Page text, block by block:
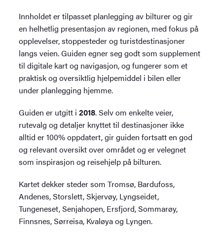
Innholdet er tilpasset planlegging av bilturer og gir
en helhetlig presentasjon av regionen, med fokus på
opplevelser, stoppesteder og turistdestinasjoner
langs veien. Guiden egner seg godt som supplement
til digitale kart og navigasjon, og fungerer som et
praktisk og oversiktlig hjelpemiddel i bilen eller
under planlegging hjemme.
Guiden er utgitt i2018. Selv om enkelte veier,
rutevalg og detaljer knyttet til destinasjoner ikke
alltid er 100% oppdatert, gir guiden fortsatt en god
og relevant oversikt over området og er velegnet
som inspirasjon og reisehjelp på bilturen.
Kartet dekker steder som Tromsø, Bardufoss,
Andenes, Storslett, Skjervøy, Lyngseidet,
Tungeneset, Senjahopen, Ersfjord, Sommarøy,
Finnsnes, Sørreisa, Kvaløya og Lyngen.